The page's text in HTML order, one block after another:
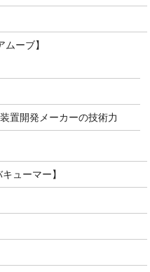
ーブ】
置開発メーカーの技術力
ューマー】